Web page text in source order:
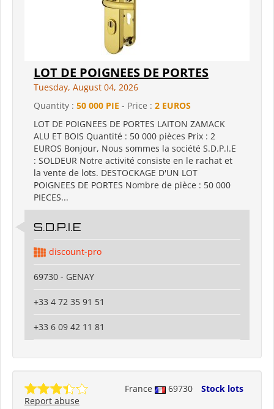
LOT DE POIGNEES DE PORTES
Tuesday, August 04, 2026
Quantity : 50 000 PIE - Price : 2 EUROS
LOT DE POIGNEES DE PORTES LAITON ZAMACK
ALU ET BOIS Quantité : 50 000 pièces Prix : 2
EUROS Bonjour, Nous sommes la société S.D.P.I.E
: SOLDEUR Notre activité consiste en le rachat et
la vente de lots. DESTOCKAGE D'UN LOT
POIGNEES DE PORTES Nombre de pièce : 50 000
PIECES...
S.D.P.I.E
discount-pro
69730 - GENAY
+33 4 72 35 91 51
+33 6 09 42 11 81
France 69730
Stock lots
Report abuse